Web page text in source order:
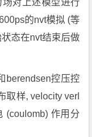
对上述模型进行
的nvt模拟 (等
态在nvt结束后做
berendsen控压控
取样, velocity verl
(coulomb) 作用分